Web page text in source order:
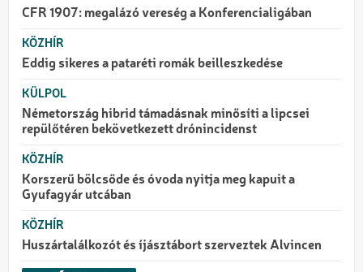
CFR 1907: megalázó vereség a Konferencialigában
KÖZHÍR
Eddig sikeres a pataréti romák beilleszkedése
KÜLPOL
Németország hibrid támadásnak minősíti a lipcsei
repülőtéren bekövetkezett drónincidenst
KÖZHÍR
Korszerű bölcsőde és óvoda nyitja meg kapuit a
Gyufagyár utcában
KÖZHÍR
Huszártalálkozót és íjásztábort szerveztek Alvincen